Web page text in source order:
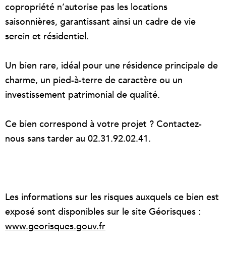
copropriété n’autorise pas les locations
saisonnières, garantissant ainsi un cadre de vie
serein et résidentiel.
Un bien rare, idéal pour une résidence principale de
charme, un pied-à-terre de caractère ou un
investissement patrimonial de qualité.
Ce bien correspond à votre projet ? Contactez-
nous sans tarder au 02.31.92.02.41.
Les informations sur les risques auxquels ce bien est
exposé sont disponibles sur le site Géorisques :
www.georisques.gouv.fr